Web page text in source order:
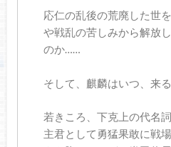
応仁の乱後の荒廃した世
や戦乱の苦しみから解放
のか……
そして、麒麟はいつ、来
若きころ、下克上の代名
主君として勇猛果敢に戦